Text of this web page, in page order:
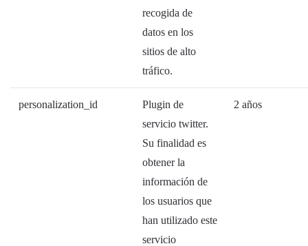
recogida de
datos en los
sitios de alto
tráfico.
personalization_id
Plugin de
servicio twitter.
Su finalidad es
obtener la
información de
los usuarios que
han utilizado este
servicio
2 años